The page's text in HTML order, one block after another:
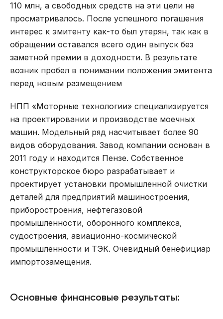
110 млн, а свободных средств на эти цели не
просматривалось. После успешного погашения
интерес к эмитенту как-то был утерян, так как в
обращении оставался всего один выпуск без
заметной премии в доходности. В результате
возник пробел в понимании положения эмитента
перед новым размещением
НПП «Моторные технологии» специализируется
на проектировании и производстве моечных
машин. Модельный ряд насчитывает более 90
видов оборудования. Завод компании основан в
2011 году и находится Пензе. Собственное
конструкторское бюро разрабатывает и
проектирует установки промышленной очистки
деталей для предприятий машиностроения,
приборостроения, нефтегазовой
промышленности, оборонного комплекса,
судостроения, авиационно-космической
промышленности и ТЭК. Очевидный бенефициар
импортозамещения.
Основные финансовые результаты: